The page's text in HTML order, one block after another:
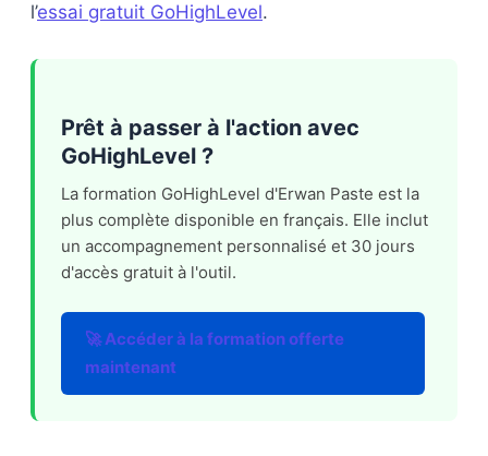
l’essai gratuit GoHighLevel.
Prêt à passer à l'action avec
GoHighLevel ?
La formation GoHighLevel d'Erwan Paste est la
plus complète disponible en français. Elle inclut
un accompagnement personnalisé et 30 jours
d'accès gratuit à l'outil.
🚀 Accéder à la formation offerte
maintenant